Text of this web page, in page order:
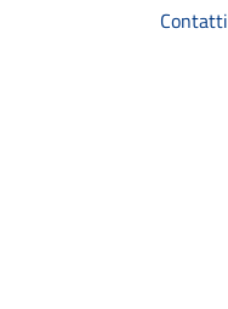
Contatti